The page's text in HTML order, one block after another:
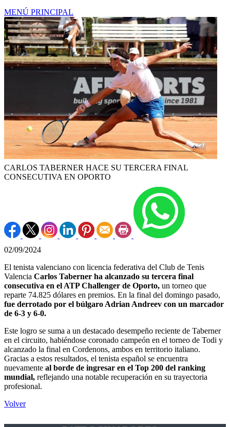
MENÚ PRINCIPAL
CARLOS TABERNER HACE SU TERCERA FINAL
CONSECUTIVA EN OPORTO
02/09/2024
El tenista valenciano con licencia federativa del Club de Tenis
Valencia Carlos Taberner ha alcanzado su tercera final
consecutiva en el ATP Challenger de Oporto, un torneo que
reparte 74.825 dólares en premios. En la final del domingo pasado,
fue derrotado por el búlgaro Adrian Andreev con un marcador
de 6-3 y 6-0.
Este logro se suma a un destacado desempeño reciente de Taberner
en el circuito, habiéndose coronado campeón en el torneo de Todi y
alcanzado la final en Cordenons, ambos en territorio italiano.
Gracias a estos resultados, el tenista español se encuentra
nuevamente al borde de ingresar en el Top 200 del ranking
mundial, reflejando una notable recuperación en su trayectoria
profesional.
Volver